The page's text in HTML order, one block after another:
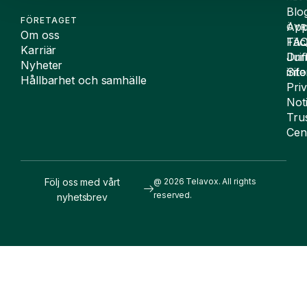
FÖRETAGET
Om oss
Karriär
Nyheter
Hållbarhet och samhälle
@ 2026 Telavox. All rights
reserved.
Följ oss med vårt
nyhetsbrev